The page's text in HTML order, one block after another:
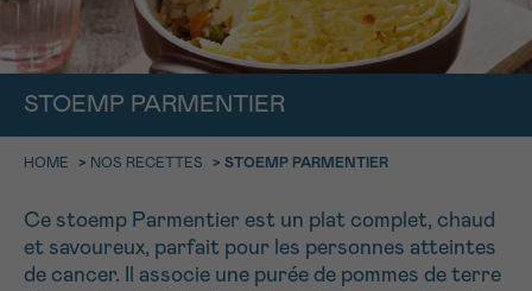
STOEMP PARMENTIER
HOME > NOS RECETTES > STOEMP PARMENTIER
Ce stoemp Parmentier est un plat complet, chaud
et savoureux, parfait pour les personnes atteintes
de cancer. Il associe une purée de pommes de terre
FACE AU CANCER VOUS N’ÊTES
PAS SEUL
Contactez-nous
RETOUR
Rendez-vous Question Coordonnées Confirmation
CHOISISSEZ L’HEURE DU RENDEZ-VOUS
9h-11h